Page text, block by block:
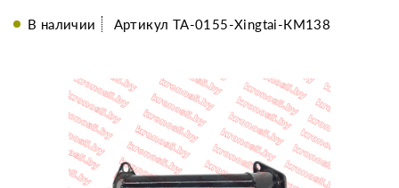
В наличии Артикул TA-0155-Xingtai-КМ138